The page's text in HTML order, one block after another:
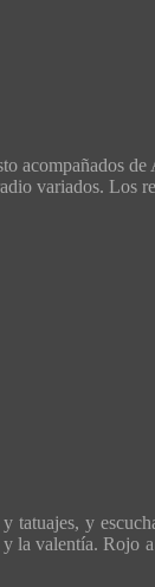
acompañados
variados. Los
y
la valentía.